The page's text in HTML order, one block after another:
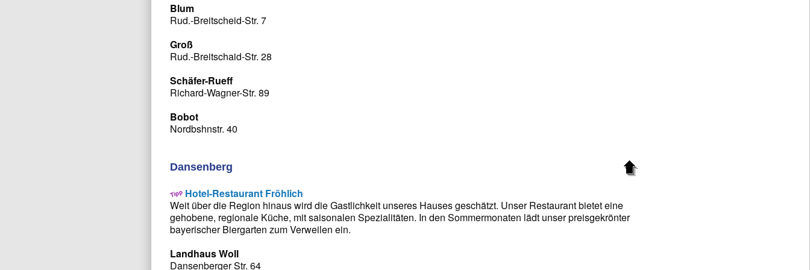
Blum
Rud.-Breitscheid-Str. 7
Groß
Rud.-Breitschaid-Str. 28
Schäfer-Rueff
Richard-Wagner-Str. 89
Bobot
Nordbshnstr. 40
Dansenberg
Hotel-Restaurant Fröhlich
Weit über die Region hinaus wird die Gastlichkeit unseres Hauses geschätzt. Unser Restaurant bietet eine
gehobene, regionale Küche, mit saisonalen Spezialitäten. In den Sommermonaten lädt unser preisgekrönter
bayerischer Biergarten zum Verweilen ein.
Landhaus Woll
Dansenberger Str. 64